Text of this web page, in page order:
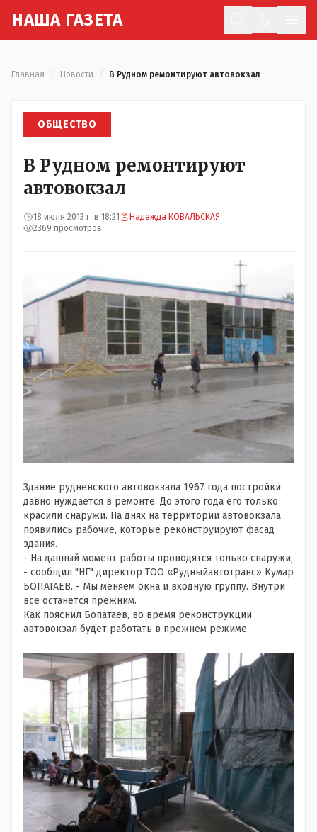
НАША ГАЗЕТА
Главная Новости В Рудном ремонтируют автовокзал
ОБЩЕСТВО
В Рудном ремонтируют
автовокзал
18 июля 2013 г. в 18:21
Надежда КОВАЛЬСКАЯ
2369 просмотров
Здание рудненского автовокзала 1967 года постройки
давно нуждается в ремонте. До этого года его только
красили снаружи. На днях на территории автовокзала
появились рабочие, которые реконструируют фасад
здания.
- На данный момент работы проводятся только снаружи,
- сообщил "НГ" директор ТОО «Рудныйавтотранс» Кумар
БОПАТАЕВ. - Мы меняем окна и входную группу. Внутри
все останется прежним.
Как пояснил Бопатаев, во время реконструкции
автовокзал будет работать в прежнем режиме.